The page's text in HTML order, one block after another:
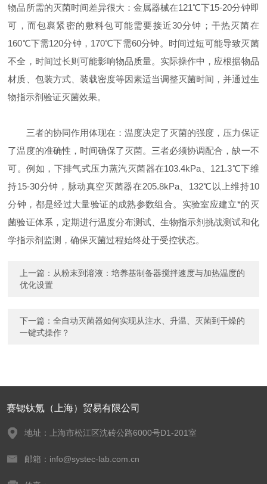
物品所需的灭菌时间差异很大：金属器械在121℃下15-20分钟即
可，而包裹紧密的敷料包可能需要接近30分钟；干热灭菌在
160℃下需120分钟，170℃下需60分钟。时间过短可能导致灭菌
不全，时间过长则可能影响物品质量。实际操作中，应根据物品
材质、包装方式、装载密度等因素适当调整灭菌时间，并通过生
物指示剂验证灭菌效果。
三者的协同作用体现在：温度决定了灭菌的强度，压力保证
了温度的准确性，时间确保了灭菌。三者必须协调配合，缺一不
可。例如，下排气式压力蒸汽灭菌器在103.4kPa、121.3℃下维
持15-30分钟，脉动真空灭菌器在205.8kPa、132℃以上维持10
分钟，都是经过大量验证的成熟参数组合。实验室应建立*的灭
菌验证体系，定期进行温度分布测试、生物指示剂挑战测试和化
学指示剂监测，确保灭菌过程始终处于受控状态。
上一篇： 从粉末到溶液：培养基制备器搅拌速度与加热温度的
优化设置
下一篇：全自动灭菌器如何实现从注水、升温、灭菌到干燥的
一键式操作？
赛锶钛氪（上海）贸易有限公司
地址：上海市松江区沈砖公路6000号D1-201室
邮箱：info@systec-lab.com.cn